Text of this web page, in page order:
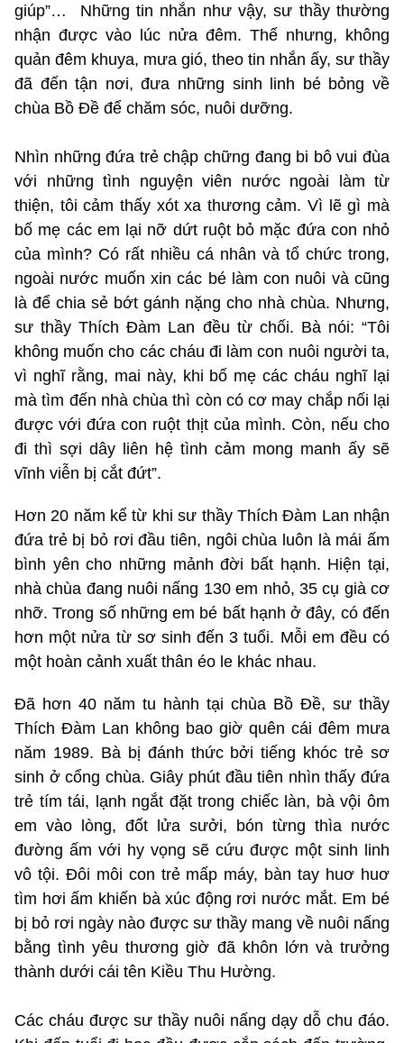
giúp”… Những tin nhắn như vậy, sư thầy thường
nhận được vào lúc nửa đêm. Thế nhưng, không
quản đêm khuya, mưa gió, theo tin nhắn ấy, sư thầy
đã đến tận nơi, đưa những sinh linh bé bỏng về
chùa Bồ Đề để chăm sóc, nuôi dưỡng.
Nhìn những đứa trẻ chập chững đang bi bô vui đùa
với những tình nguyện viên nước ngoài làm từ
thiện, tôi cảm thấy xót xa thương cảm. Vì lẽ gì mà
bố mẹ các em lại nỡ dứt ruột bỏ mặc đứa con nhỏ
của mình? Có rất nhiều cá nhân và tổ chức trong,
ngoài nước muốn xin các bé làm con nuôi và cũng
là để chia sẻ bớt gánh nặng cho nhà chùa. Nhưng,
sư thầy Thích Đàm Lan đều từ chối. Bà nói: “Tôi
không muốn cho các cháu đi làm con nuôi người ta,
vì nghĩ rằng, mai này, khi bố mẹ các cháu nghĩ lại
mà tìm đến nhà chùa thì còn có cơ may chắp nối lại
được với đứa con ruột thịt của mình. Còn, nếu cho
đi thì sợi dây liên hệ tình cảm mong manh ấy sẽ
vĩnh viễn bị cắt đứt”.
Hơn 20 năm kể từ khi sư thầy Thích Đàm Lan nhận
đứa trẻ bị bỏ rơi đầu tiên, ngôi chùa luôn là mái ấm
bình yên cho những mảnh đời bất hạnh. Hiện tại,
nhà chùa đang nuôi nấng 130 em nhỏ, 35 cụ già cơ
nhỡ. Trong số những em bé bất hạnh ở đây, có đến
hơn một nửa từ sơ sinh đến 3 tuổi. Mỗi em đều có
một hoàn cảnh xuất thân éo le khác nhau.
Đã hơn 40 năm tu hành tại chùa Bồ Đề, sư thầy
Thích Đàm Lan không bao giờ quên cái đêm mưa
năm 1989. Bà bị đánh thức bởi tiếng khóc trẻ sơ
sinh ở cổng chùa. Giây phút đầu tiên nhìn thấy đứa
trẻ tím tái, lạnh ngắt đặt trong chiếc làn, bà vội ôm
em vào lòng, đốt lửa sưởi, bón từng thìa nước
đường ấm với hy vọng sẽ cứu được một sinh linh
vô tội. Đôi môi con trẻ mấp máy, bàn tay huơ huơ
tìm hơi ấm khiến bà xúc động rơi nước mắt. Em bé
bị bỏ rơi ngày nào được sư thầy mang về nuôi nấng
bằng tình yêu thương giờ đã khôn lớn và trưởng
thành dưới cái tên Kiều Thu Hường.
Các cháu được sư thầy nuôi nấng dạy dỗ chu đáo.